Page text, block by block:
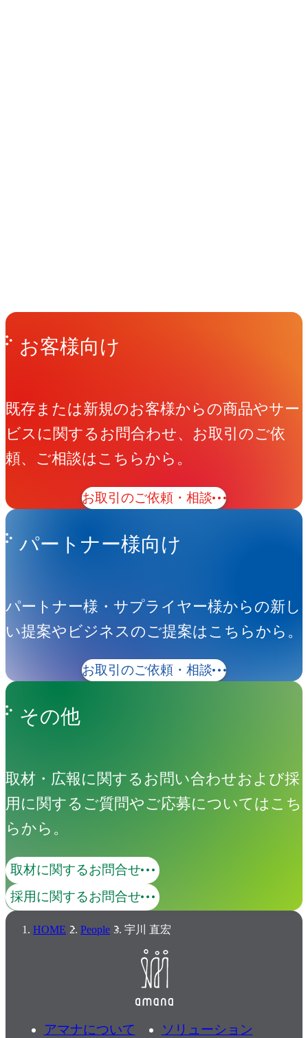
Get in Touchお問い合わせ
お客様向け
既存または新規のお客様からの商品やサー
ビスに関するお問合わせ、お取引のご依
頼、ご相談はこちらから。
お取引のご依頼・相談
パートナー様向け
パートナー様・サプライヤー様からの新し
い提案やビジネスのご提案はこちらから。
お取引のご依頼・相談
その他
取材・広報に関するお問い合わせおよび採
用に関するご質問やご応募についてはこち
らから。
取材に関するお問合せ
採用に関するお問合せ
HOME People 宇川 直宏
アマナについて
ソリューション